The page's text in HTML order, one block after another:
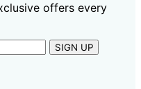
offers every
SIGN UP